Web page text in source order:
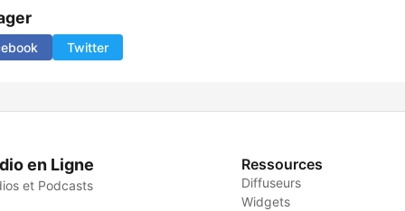
Twitter
en Ligne
et Podcasts
Ressources
Diffuseurs
Widgets